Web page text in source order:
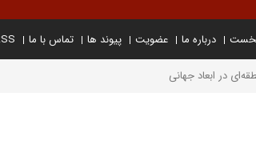
درباره ما عضویت پیوند ها تماس با ما
در ابعاد جهانی